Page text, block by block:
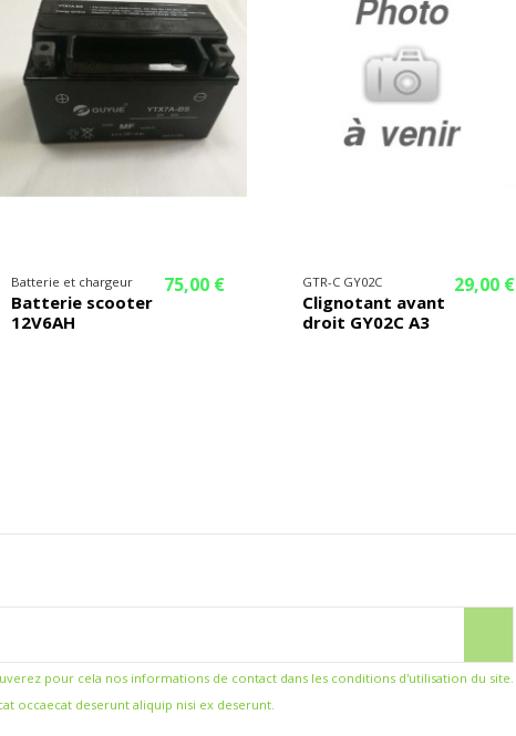
Batterie et chargeur
Batterie scooter
12V6AH
75,00 € GTR-C GY02C
Clignotant avant
droit GY02C A3
29,00 €
pour cela nos informations de contact dans les conditions d'utilisation du site.
occaecat deserunt aliquip nisi ex deserunt.